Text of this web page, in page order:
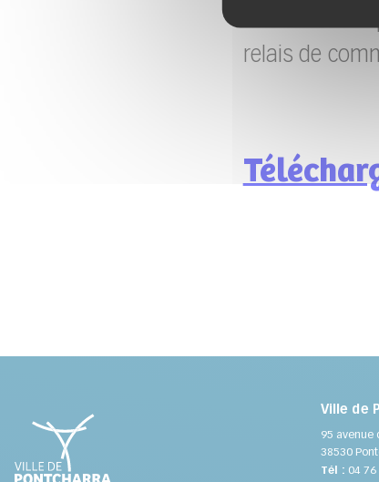
relais de
Ville de
95 avenue
38530
Tél : 04 76